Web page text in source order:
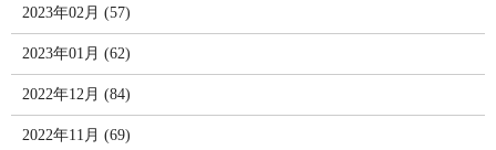
2023年02月 (57)
2023年01月 (62)
2022年12月 (84)
2022年11月 (69)